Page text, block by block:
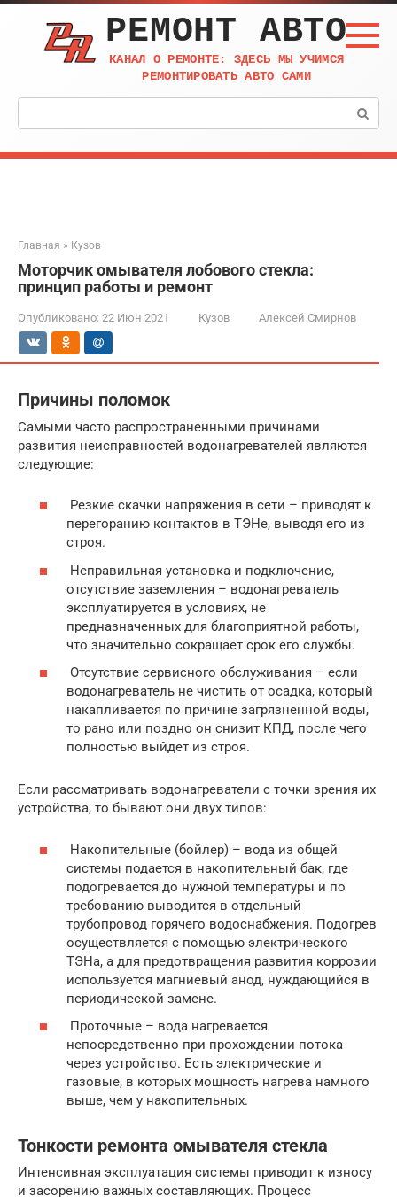
Перейти
контенту
РЕМОНТ АВТО
КАНАЛ О РЕМОНТЕ: ЗДЕСЬ МЫ УЧИМСЯ
РЕМОНТИРОВАТЬ АВТО САМИ
Поиск:
Главная » Кузов
Моторчик омывателя лобового стекла:
принцип работы и ремонт
Опубликовано: 22 Июн 2021 Кузов Алексей Смирнов
Причины поломок
Самыми часто распространенными причинами
развития неисправностей водонагревателей являются
следующие:
Резкие скачки напряжения в сети – приводят к
перегоранию контактов в ТЭНе, выводя его из
строя.
Неправильная установка и подключение,
отсутствие заземления – водонагреватель
эксплуатируется в условиях, не
предназначенных для благоприятной работы,
что значительно сокращает срок его службы.
Отсутствие сервисного обслуживания – если
водонагреватель не чистить от осадка, который
накапливается по причине загрязненной воды,
то рано или поздно он снизит КПД, после чего
полностью выйдет из строя.
Если рассматривать водонагреватели с точки зрения их
устройства, то бывают они двух типов:
Накопительные (бойлер) – вода из общей
системы подается в накопительный бак, где
подогревается до нужной температуры и по
требованию выводится в отдельный
трубопровод горячего водоснабжения. Подогрев
осуществляется с помощью электрического
ТЭНа, а для предотвращения развития коррозии
используется магниевый анод, нуждающийся в
периодической замене.
Проточные – вода нагревается
непосредственно при прохождении потока
через устройство. Есть электрические и
газовые, в которых мощность нагрева намного
выше, чем у накопительных.
Тонкости ремонта омывателя стекла
Интенсивная эксплуатация системы приводит к износу
и засорению важных составляющих. Процесс